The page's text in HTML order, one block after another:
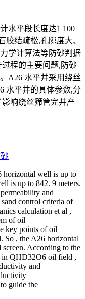
水平段长度达1 100
胶结疏松,孔隙度大、
学计算法等防砂判据
程的主要问题,防砂
A26 水平井采用绕丝
水平井的具体参数,分
响绕丝筛管完井产
horizontal well is up to
is up to 842. 9 meters.
and
control criteria of
calculation et al ,
of oil
key points of oil
So , the A26 horizontal
According to the
in QHD32O6 oil field ,
and
guide the